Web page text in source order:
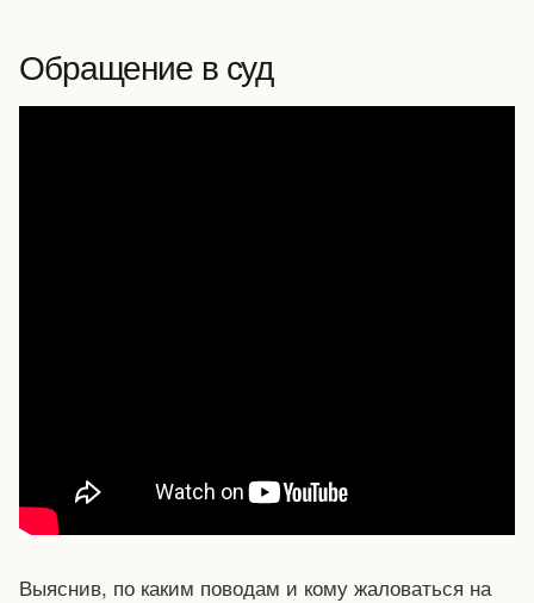
Обращение в суд
Выяснив, по каким поводам и кому жаловаться на